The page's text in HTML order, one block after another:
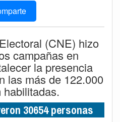
(CNE) hizo
campañas en
la presencia
las más de 122.000
30654 personas